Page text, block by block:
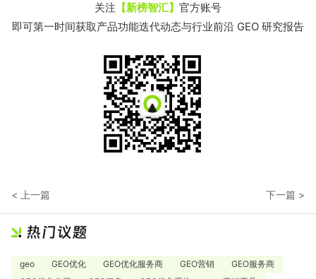
关注 【新榜智汇】 官方账号
即可第一时间获取产品功能迭代动态与行业前沿 GEO 研究报告
< 上一篇 下一篇 >
geo GEO优化 GEO优化服务商 GEO营销
GEO服务商